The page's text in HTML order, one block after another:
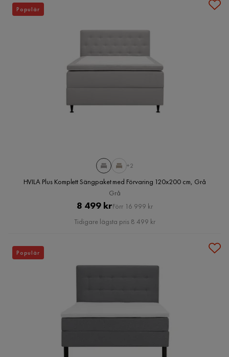
+2
HVILA Plus Komplett Sängpaket med Förvaring 120x200 cm, Grå
Grå
Pris
8 499 krOriginal
Pris
Förr 16 999 kr
Tidigare lägsta pris 8 499 kr
Populär
Populär